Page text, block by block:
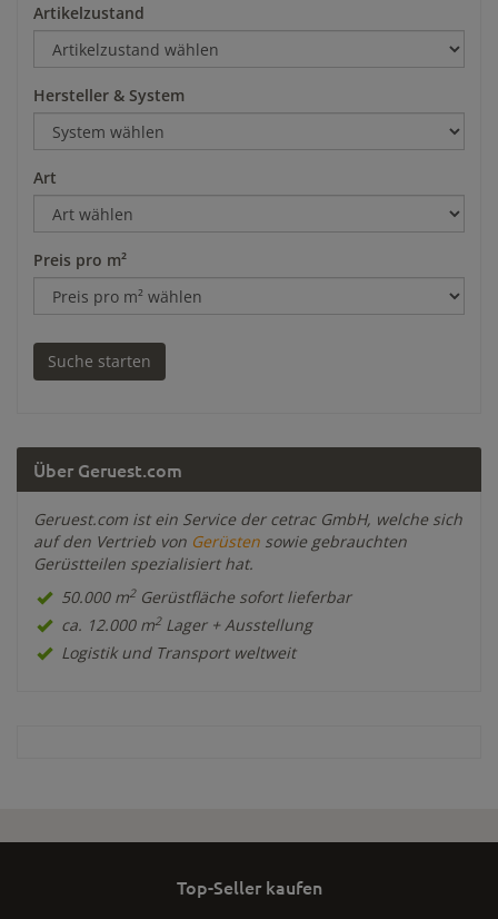
Artikelzustand
Hersteller & System
Art
Preis pro m²
Über Geruest.com
Geruest.com ist ein Service der cetrac GmbH, welche sich
auf den Vertrieb von Gerüsten sowie gebrauchten
Gerüstteilen spezialisiert hat.
50.000 m2Gerüstfläche sofort lieferbar
ca. 12.000 m2Lager + Ausstellung
Logistik und Transport weltweit
Top-Seller kaufen